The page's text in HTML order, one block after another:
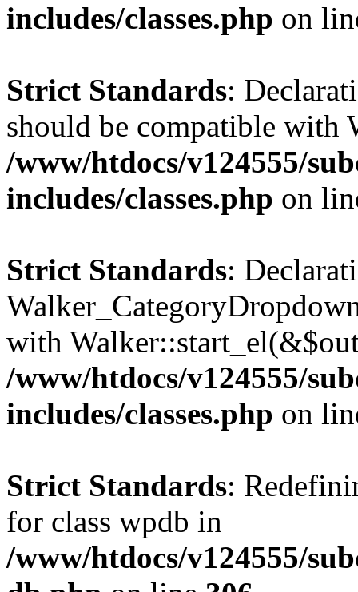
includes/classes.php on
Strict Standards:
should be compatible with
/www/htdocs/v124555/
includes/classes.php on
Strict Standards:
with
/www/htdocs/v124555/
includes/classes.php on
Strict Standards:
for class wpdb in
/www/htdocs/v124555/